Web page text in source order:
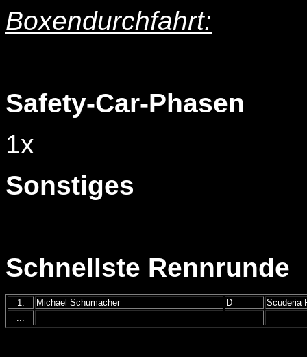
Boxendurchfahrt:
Safety-Car-Phasen
1x
Sonstiges
Schnellste Rennrunde
1. Michael Schumacher D
Scuderia
...